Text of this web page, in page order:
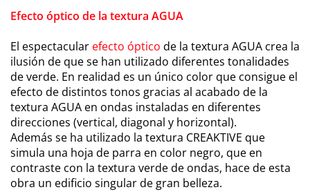
Efecto óptico de la textura AGUA
El espectacular efecto óptico de la textura AGUA crea la
ilusión de que se han utilizado diferentes tonalidades
de verde. En realidad es un único color que consigue el
efecto de distintos tonos gracias al acabado de la
textura AGUA en ondas instaladas en diferentes
direcciones (vertical, diagonal y horizontal).
Además se ha utilizado la textura CREAKTIVE que
simula una hoja de parra en color negro, que en
contraste con la textura verde de ondas, hace de esta
obra un edificio singular de gran belleza.